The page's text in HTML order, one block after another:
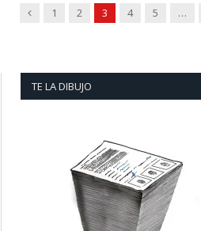
Previous
1 2 3 4 5 …
TE LA DIBUJO